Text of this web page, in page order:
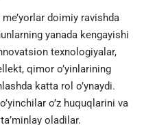
doimiy ravishda
yanada kengayishi
texnologiyalar,
qimor o’yinlarining
katta rol o’ynaydi.
o’z huquqlarini va
oladilar.